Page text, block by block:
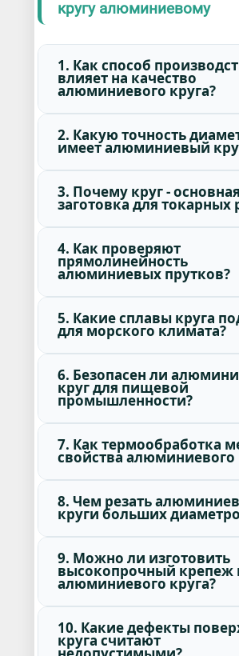
кругу алюминиевому
1. Как способ
влияет на качество
алюминиевого круга?
2. Какую точность
имеет алюминиевый
3. Почему круг - основная
заготовка для токарных
4. Как проверяют
прямолинейность
алюминиевых прутков?
5. Какие сплавы круга
для морского климата?
6. Безопасен ли
круг для пищевой
промышленности?
7. Как термообработка
свойства алюминиевого
8. Чем резать
круги больших
9. Можно ли изготовить
высокопрочный крепеж
алюминиевого круга?
10. Какие дефекты
круга считают